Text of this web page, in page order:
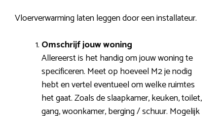
Vloerverwarming laten leggen door een installateur.
Omschrijf jouw woning
Allereerst is het handig om jouw woning te
specificeren. Meet op hoeveel M2 je nodig
hebt en vertel eventueel om welke ruimtes
het gaat. Zoals de slaapkamer, keuken, toilet,
gang, woonkamer, berging / schuur. Mogelijk